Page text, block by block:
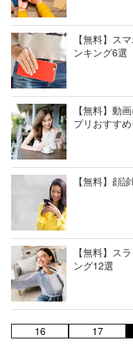
【無料】ス
ンキング6選
【無料】動
プリおすす
【無料】顔
【無料】ス
ング12選
16 17